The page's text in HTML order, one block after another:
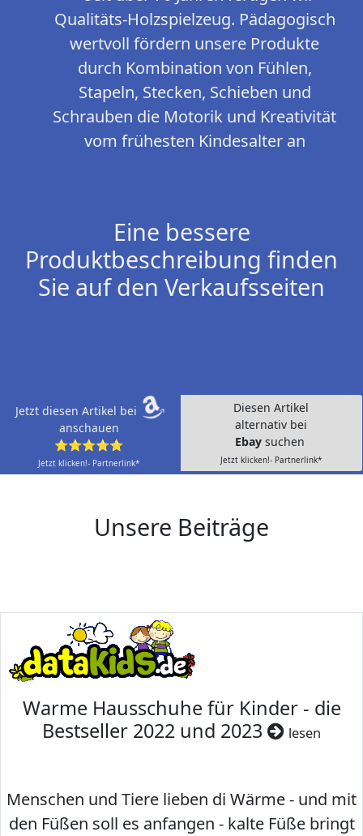
Qualitäts-Holzspielzeug. Pädagogisch
wertvoll fördern unsere Produkte
durch Kombination von Fühlen,
Stapeln, Stecken, Schieben und
Schrauben die Motorik und Kreativität
vom frühesten Kindesalter an
Eine bessere
Produktbeschreibung finden
Sie auf den Verkaufsseiten
Jetzt diesen Artikel bei
anschauen
⭐⭐⭐⭐⭐
Jetzt klicken!- Partnerlink*
Diesen Artikel
alternativ bei
Ebay suchen
Jetzt klicken!- Partnerlink*
Unsere Beiträge
Warme Hausschuhe für Kinder - die
Bestseller 2022 und 2023
lesen
Menschen und Tiere lieben di Wärme - und mit
den Füßen soll es anfangen - kalte Füße bringt